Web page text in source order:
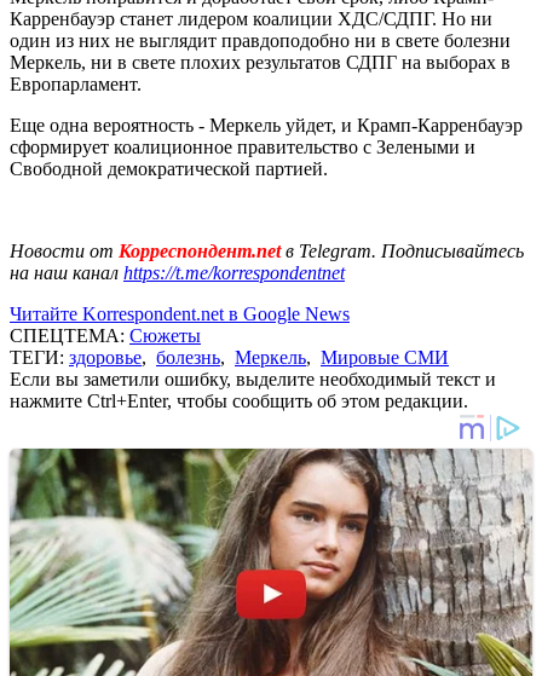
Карренбауэр станет лидером коалиции ХДС/СДПГ. Но ни
один из них не выглядит правдоподобно ни в свете болезни
Меркель, ни в свете плохих результатов СДПГ на выборах в
Европарламент.
Еще одна вероятность - Меркель уйдет, и Крамп-Карренбауэр
сформирует коалиционное правительство с Зелеными и
Свободной демократической партией.
Новости от Корреспондент.netв Telegram. Подписывайтесь
на наш канал https://t.me/korrespondentnet
Читайте Korrespondent.net в Google News
СПЕЦТЕМА: Сюжеты
ТЕГИ: здоровье, болезнь, Меркель, Мировые СМИ
Если вы заметили ошибку, выделите необходимый текст и
нажмите Ctrl+Enter, чтобы сообщить об этом редакции.